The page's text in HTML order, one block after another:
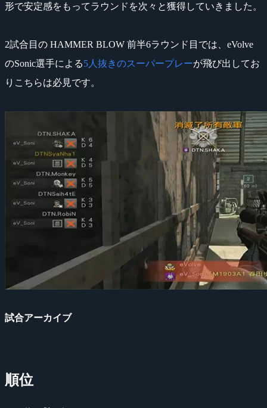
形で安定感をもってラウンドを次々と獲得していきました。
2試合目の HAMMER BLOW 前半6ラウンド目では、eVolve
のSonic選手による5人抜きのスーパープレーが飛び出してお
りこちらは必見です。
試合アーカイブ
順位